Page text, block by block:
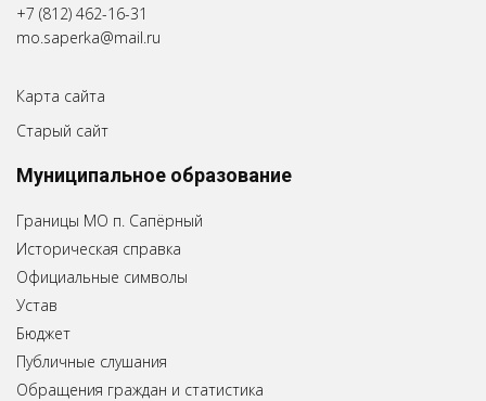
+7 (812) 462-16-31
mo.saperka@mail.ru
Карта сайта
Старый сайт
Муниципальное образование
Границы МО п. Сапёрный
Историческая справка
Официальные символы
Устав
Бюджет
Публичные слушания
Обращения граждан и статистика